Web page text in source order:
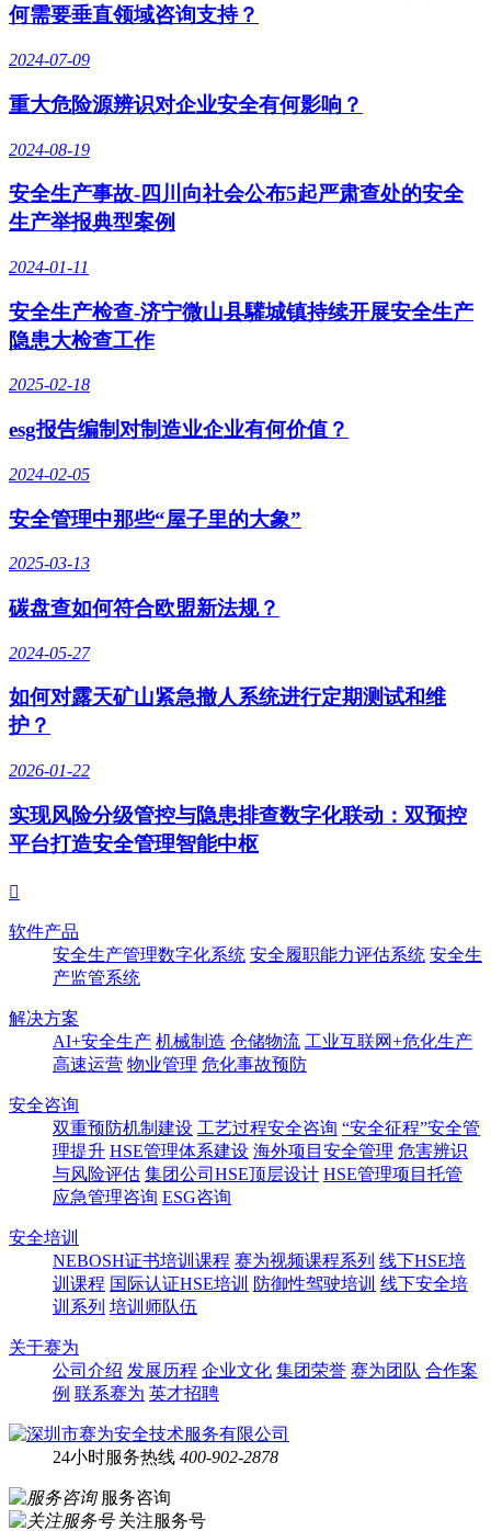
何需要垂直领域咨询支持？
2024-07-09
重大危险源辨识对企业安全有何影响？
2024-08-19
安全生产事故-四川向社会公布5起严肃查处的安全
生产举报典型案例
2024-01-11
安全生产检查-济宁微山县驩城镇持续开展安全生产
隐患大检查工作
2025-02-18
esg报告编制对制造业企业有何价值？
2024-02-05
安全管理中那些“屋子里的大象”
2025-03-13
碳盘查如何符合欧盟新法规？
2024-05-27
如何对露天矿山紧急撤人系统进行定期测试和维
护？
2026-01-22
实现风险分级管控与隐患排查数字化联动：双预控
平台打造安全管理智能中枢

软件产品
安全生产管理数字化系统 安全履职能力评估系统 安全生
产监管系统
解决方案
AI+安全生产 机械制造 仓储物流 工业互联网+危化生产
高速运营 物业管理 危化事故预防
安全咨询
双重预防机制建设 工艺过程安全咨询 “安全征程”安全管
理提升 HSE管理体系建设 海外项目安全管理 危害辨识
与风险评估 集团公司HSE顶层设计 HSE管理项目托管
应急管理咨询 ESG咨询
安全培训
NEBOSH证书培训课程 赛为视频课程系列 线下HSE培
训课程 国际认证HSE培训 防御性驾驶培训 线下安全培
训系列 培训师队伍
关于赛为
公司介绍 发展历程 企业文化 集团荣誉 赛为团队 合作案
例 联系赛为 英才招聘
24小时服务热线 400-902-2878
服务咨询
关注服务号